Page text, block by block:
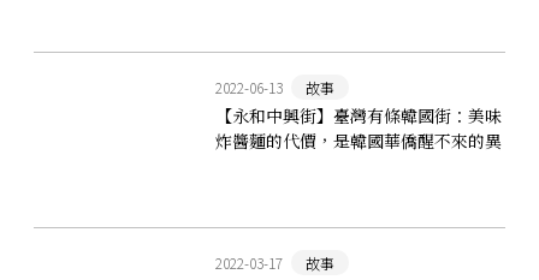
2022-06-13 故事
【永和中興街】臺灣有條韓國街：美味
炸醬麵的代價，是韓國華僑醒不來的異
2022-03-17 故事